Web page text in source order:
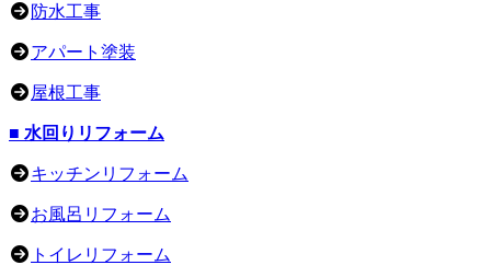
防水工事
アパート塗装
屋根工事
■ 水回りリフォーム
キッチンリフォーム
お風呂リフォーム
トイレリフォーム